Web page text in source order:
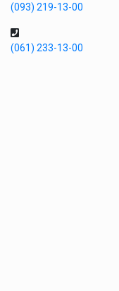
(093) 219-13-00
(061) 233-13-00